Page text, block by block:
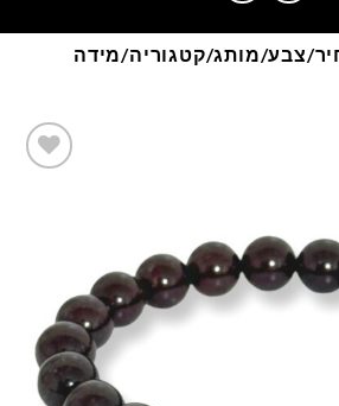
צבע/מותג/קטגוריה/מידה